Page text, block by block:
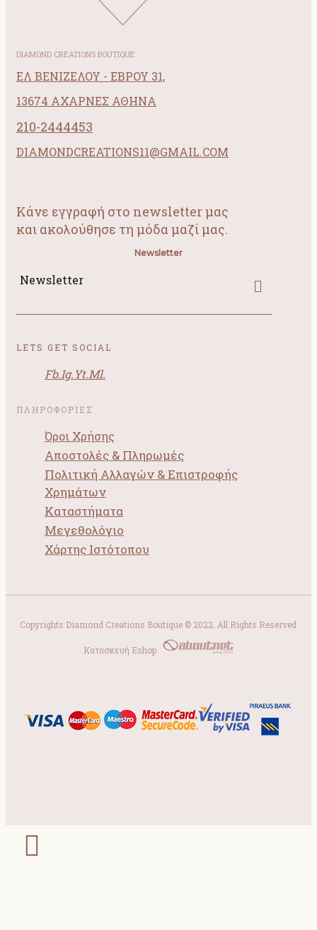
DIAMOND CREATIONS BOUTIQUE
ΕΛ ΒΕΝΙΖΕΛΟΥ - ΕΒΡΟΥ 31,
13674 ΑΧΑΡΝΕΣ ΑΘΗΝΑ
210-2444453
DIAMONDCREATIONS11@GMAIL.COM
Κάνε εγγραφή στο newsletter μας
και ακολούθησε τη μόδα μαζί μας.
Newsletter
Newsletter
LETS GET SOCIAL
Fb.Ig.Yt.Ml.
ΠΛΗΡΟΦΟΡΙΕΣ
Όροι Χρήσης
Αποστολές & Πληρωμές
Πολιτική Αλλαγών & Επιστροφής
Χρημάτων
Καταστήματα
Μεγεθολόγιο
Χάρτης Ιστότοπου
Copyrights Diamond Creations Boutique © 2022. All Rights Reserved
Κατασκευή Eshop